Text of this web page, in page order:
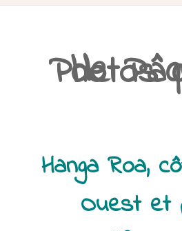
PRÉSENTATION
CARNET DE ROUTE
EN IMAGES
Photos de l’Île
Hanga Roa,
Ouest et